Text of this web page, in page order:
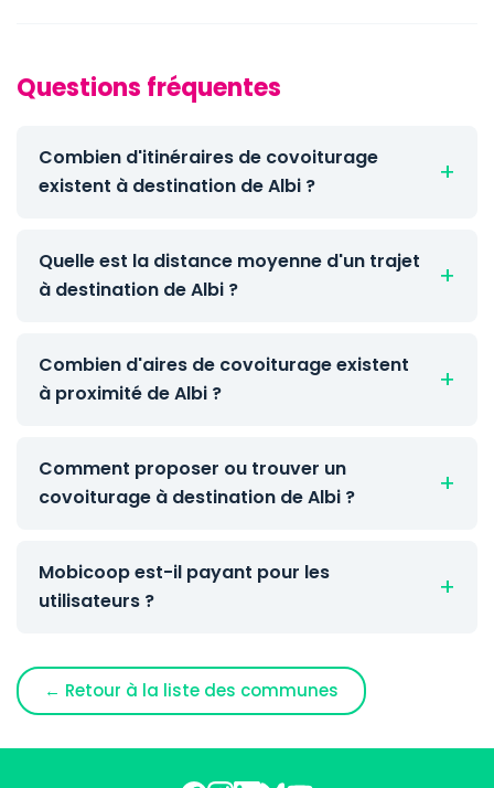
Questions fréquentes
Combien d'itinéraires de covoiturage
existent à destination de Albi ?
Quelle est la distance moyenne d'un trajet
à destination de Albi ?
Combien d'aires de covoiturage existent
à proximité de Albi ?
Comment proposer ou trouver un
covoiturage à destination de Albi ?
Mobicoop est-il payant pour les
utilisateurs ?
← Retour à la liste des communes